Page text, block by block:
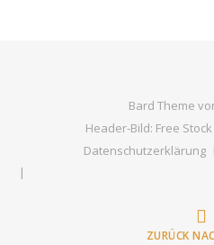
Bard Theme
Header-Bild: Free
Datenschutzerklärung
ZURÜCK